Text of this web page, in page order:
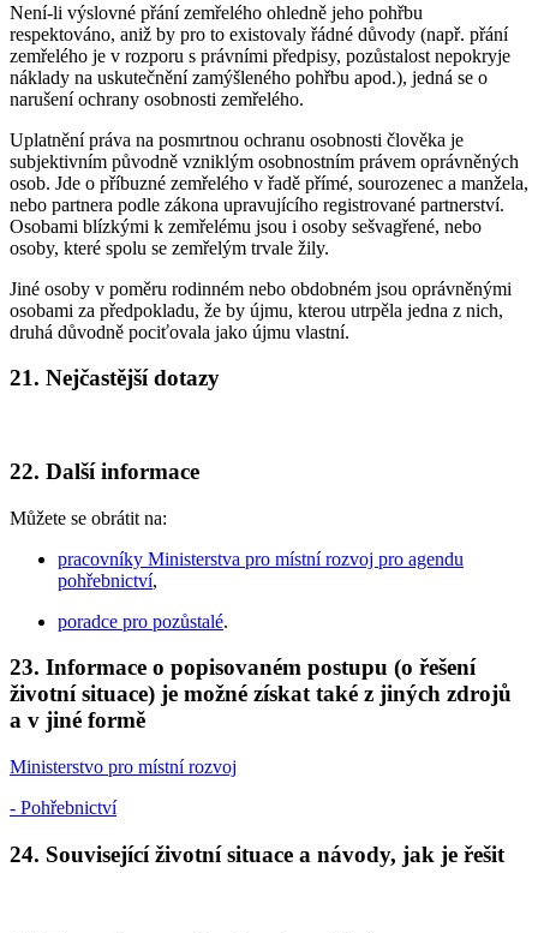
Není-li výslovné přání zemřelého ohledně jeho pohřbu
respektováno, aniž by pro to existovaly řádné důvody (např. přání
zemřelého je v rozporu s právními předpisy, pozůstalost nepokryje
náklady na uskutečnění zamýšleného pohřbu apod.), jedná se o
narušení ochrany osobnosti zemřelého.
Uplatnění práva na posmrtnou ochranu osobnosti člověka je
subjektivním původně vzniklým osobnostním právem oprávněných
osob. Jde o příbuzné zemřelého v řadě přímé, sourozenec a manžela,
nebo partnera podle zákona upravujícího registrované partnerství.
Osobami blízkými k zemřelému jsou i osoby sešvagřené, nebo
osoby, které spolu se zemřelým trvale žily.
Jiné osoby v poměru rodinném nebo obdobném jsou oprávněnými
osobami za předpokladu, že by újmu, kterou utrpěla jedna z nich,
druhá důvodně pociťovala jako újmu vlastní.
21. Nejčastější dotazy
22. Další informace
Můžete se obrátit na:
pracovníky Ministerstva pro místní rozvoj pro agendu
pohřebnictví,
poradce pro pozůstalé.
23. Informace o popisovaném postupu (o řešení
životní situace) je možné získat také z jiných zdrojů
a v jiné formě
Ministerstvo pro místní rozvoj
- Pohřebnictví
24. Související životní situace a návody, jak je řešit